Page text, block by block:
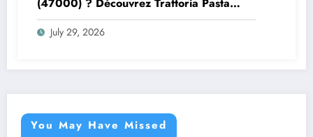
Pizza Brax
July 29, 2026
You May Have Missed